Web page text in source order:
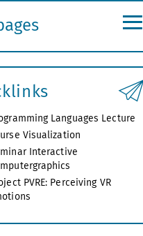
≡
Languages Lecture
Visualization
Interactive
PVRE: Perceiving VR